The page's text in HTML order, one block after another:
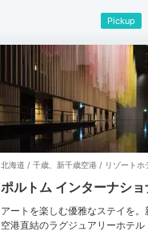
Pickup
北海道 / 千歳、新千歳空港 / リゾートホ
ポルトム インターナショ
北海道
アートを楽しむ優雅なステイを。
空港直結のラグジュアリーホテル